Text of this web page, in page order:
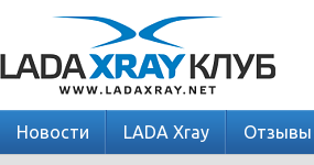
Новости LADA Xray Отзывы